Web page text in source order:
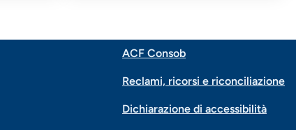
Menu
di
ACF Consob
Reclami, ricorsi e riconciliazione
Dichiarazione di accessibilità